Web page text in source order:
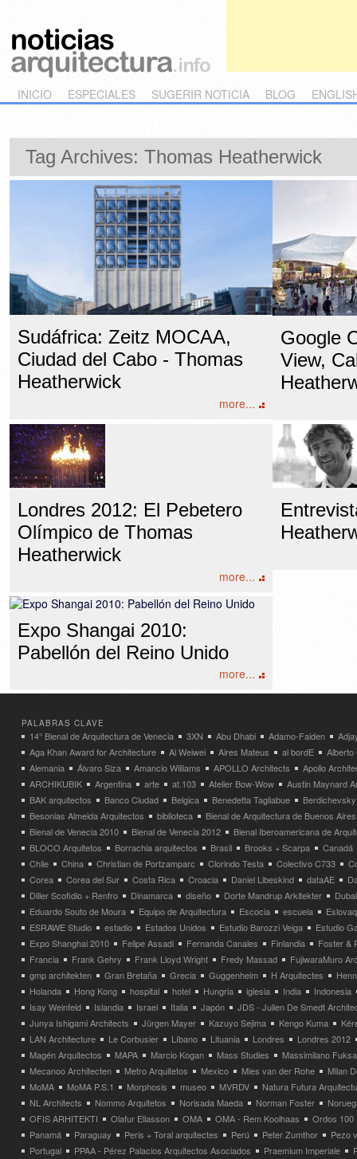
Main menu
Skip to primary content
Skip to secondary content
INICIO ESPECIALES SUGERIR NOTICIA BLOG
Tag Archives: Thomas Heatherwick
Sudáfrica: Zeitz MOCAA,
Ciudad del Cabo - Thomas
Heatherwick
more...
Google
View,
Londres 2012: El Pebetero
Olímpico de Thomas
Heatherwick
more...
Expo Shangai 2010:
Pabellón del Reino Unido
more...
PALABRAS CLAVE
14° Bienal de Arquitectura de Venecia 3XN Abu Dhabi Adamo-Faiden
Aga Khan Award for Architecture
Ai Weiwei Aires Mateus al bordE
Alberto
Alemania
Álvaro Siza Amancio Williams APOLLO Architects
Apollo
ARCHIKUBIK
Argentina arte at.103 Atelier Bow-Wow
Austin Maynard
BAK arquitectos
Banco Ciudad Belgica Benedetta Tagliabue
Besonias Almeida Arquitectos
biblioteca
Bienal de Arquitectura de Buenos Aires
Bienal de Venecia 2010
Bienal de Venecia 2012
Bienal Iberoamericana de
BLOCO Arquitetos
Borrachia arquitectos Brasil Brooks + Scarpa
Canadá
Chile
China Christian de Portzamparc Clorindo Testa Colectivo C733
Corea
Corea del Sur Costa Rica Croacia Daniel Libeskind dataAE
Diller Scofidio + Renfro
Dinamarca diseño Dorte Mandrup Arkitekter
Dubai
Eduardo Souto de Moura
Equipo de Arquitectura Escocia escuela
ESRAWE Studio
estadio Estados Unidos Estudio Barozzi Veiga
Estudio
Expo Shanghai 2010
Felipe Assadi Fernanda Canales Finlandia
Foster &
Francia
Frank Gehry Frank Lloyd Wright Fredy Massad
FujiwaraMuro
gmp architekten
Gran Bretaña Grecia Guggenheim H Arquitectes
Holanda
Hong Kong hospital hotel Hungria iglesia India
Indonesia
Isay Weinfeld
Islandia Israel Italia Japón
JDS - Julien De Smedt
Junya Ishigami Architects
Jürgen Mayer Kazuyo Sejima Kengo Kuma
LAN Architecture
Le Corbusier Líbano Lituania Londres
Londres 2012
Magén Arquitectos
MAPA Marcio Kogan Mass Studies
Massimilano
Mecanoo Architecten
Metro Arquitetos Mexico Mies van der Rohe
Milan
MoMA
MoMA P.S.1 Morphosis museo MVRDV
Natura Futura
NL Architects
Nommo Arquitetos Norisada Maeda Norman Foster
OFIS ARHITEKTI
Olafur Eliasson OMA OMA - Rem Koolhaas
Ordos 100
Panamá
Paraguay Peris + Toral arquitectes Perú Peter Zumthor
Pezo
Portugal
PPAA - Pérez Palacios Arquitectos Asociados Praemium Imperiale